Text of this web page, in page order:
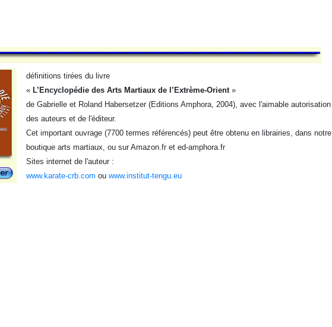
définitions tirées du livre
« L’Encyclopédie des Arts Martiaux de l’Extrème-Orient»
de Gabrielle et Roland Habersetzer (Editions Amphora, 2004), avec l'aimable autorisation
des auteurs et de l'éditeur.
Cet important ouvrage (7700 termes référencés) peut être obtenu en librairies, dans notre
boutique arts martiaux, ou sur Amazon.fr et ed-amphora.fr
Sites internet de l'auteur :
www.karate-crb.com ou www.institut-tengu.eu